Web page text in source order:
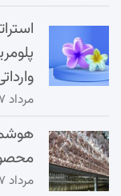
مرداد ۷, ۱۴۰۵
مرداد ۷, ۱۴۰۵